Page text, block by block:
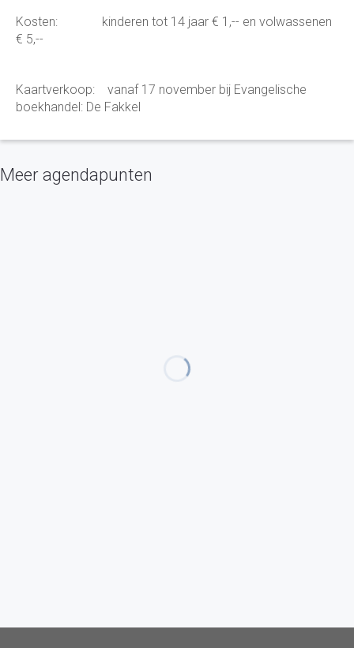
Kosten: kinderen tot 14 jaar € 1,-- en volwassenen
€ 5,--
Kaartverkoop: vanaf 17 november bij Evangelische
boekhandel: De Fakkel
Meer agendapunten